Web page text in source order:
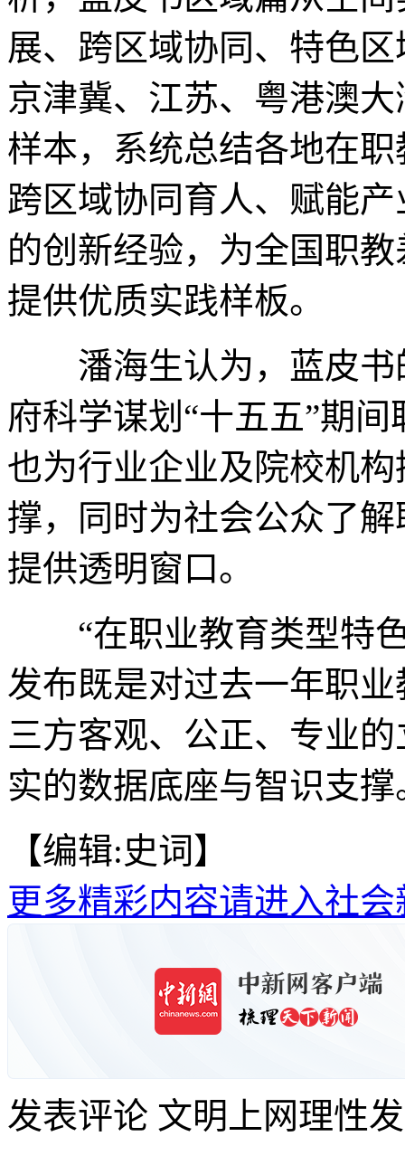
展、跨区域协同、特色
京津冀、江苏、粤港澳
样本，系统总结各地在
跨区域协同育人、赋能
的创新经验，为全国职
提供优质实践样板。
潘海生认为，蓝皮书
府科学谋划“十五五”期
也为行业企业及院校机
撑，同时为社会公众了
提供透明窗口。
“在职业教育类型特色
发布既是对过去一年职
三方客观、公正、专业
实的数据底座与智识支
【编辑:史词】
更多精彩内容请进入社会
发表评论 文明上网理性